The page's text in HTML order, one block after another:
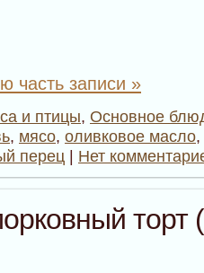
часть записи »
и птицы, Основное
, мясо, оливковое масло,
перец | Нет
торт